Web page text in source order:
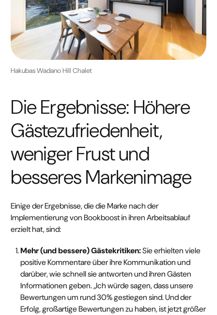
Hakubas Wadano Hill Chalet
Die Ergebnisse: Höhere
Gästezufriedenheit,
weniger Frust und
besseres Markenimage
Einige der Ergebnisse, die die Marke nach der
Implementierung von Bookboost in ihren Arbeitsablauf
erzielt hat, sind:
Mehr (und bessere) Gästekritiken:Sie erhielten viele
positive Kommentare über ihre Kommunikation und
darüber, wie schnell sie antworten und ihren Gästen
Informationen geben. „Ich würde sagen, dass unsere
Bewertungen um rund 30% gestiegen sind. Und der
Erfolg, großartige Bewertungen zu haben, ist jetzt größer